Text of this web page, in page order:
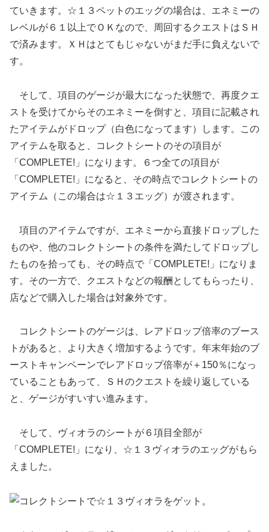
ていきます。☆１３ペットのエッグの場合は、エネミーの
レベルが６１以上でＯＫなので、周回するクエストはＳＨ
で済みます。ＸＨはとてもじゃないがまだ手に負えないで
す。
そして、項目のゲージが最大になった状態で、再度クエ
ストを受けてからそのエネミーを倒すと、項目に記載され
たアイテムがドロップ（白色になってます）します。この
アイテムを取ると、コレクトシートのその項目が
「COMPLETE!」になります。６つ全ての項目が
「COMPLETE!」になると、その時点でコレクトシートの
アイテム（この場合は☆１３エッグ）が渡されます。
項目のアイテムですが、エネミーから直接ドロップした
ものや、他のコレクトシートの条件を満たしてドロップし
たものを拾っても、その時点で「COMPLETE!」になりま
す。その一方で、クエストなどの報酬としてもらったり、
店などで購入した場合は対象外です。
コレクトシートのゲージは、レアドロップ倍率のブース
トがあると、より大きく増加するようです。年末年始のブ
ーストキャンペーンでレアドロップ倍率が＋150％になっ
ていることもあって、ＳＨのクエストを繰り返している
と、ゲージがすいすい進みます。
そして、ヴィオラのシートが６項目全部が
「COMPLETE!」になり、☆１３ヴィオラのエッグがもら
えました。